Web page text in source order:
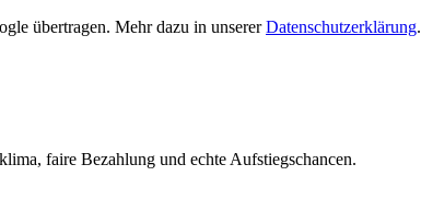
übertragen. Mehr dazu in unserer Datenschutzerklärung.
faire Bezahlung und echte Aufstiegschancen.